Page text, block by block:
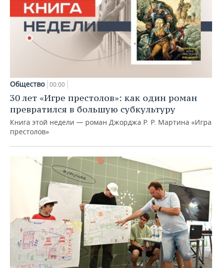
Общество 00:00
30 лет «Игре престолов»: как один роман
превратился в большую субкультуру
Книга этой недели — роман Джорджа Р. Р. Мартина «Игра
престолов»